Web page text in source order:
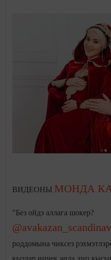
ВИДЕОНЫ МОНДА
"Без ойдэ аллага шокер?
роддомына чиксез
кызлар ничек анда дип